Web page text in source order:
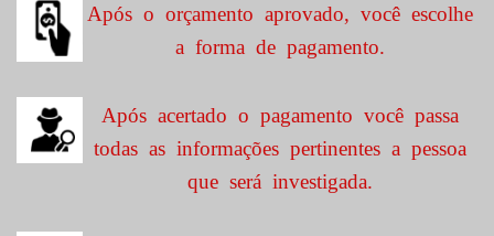
Após o orçamento aprovado, você escolhe
a forma de pagamento.
Após acertado o pagamento você passa
todas as informações pertinentes a pessoa
que será investigada.